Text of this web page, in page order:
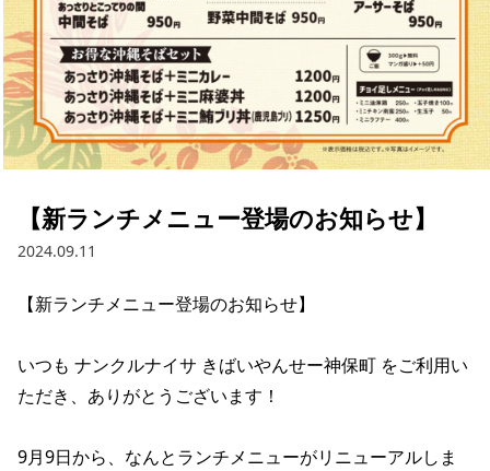
【新ランチメニュー登場のお知らせ】
2024.09.11
【新ランチメニュー登場のお知らせ】
いつも ナンクルナイサ きばいやんせー神保町 をご利用い
ただき、ありがとうございます！
9月9日から、なんとランチメニューがリニューアルしま